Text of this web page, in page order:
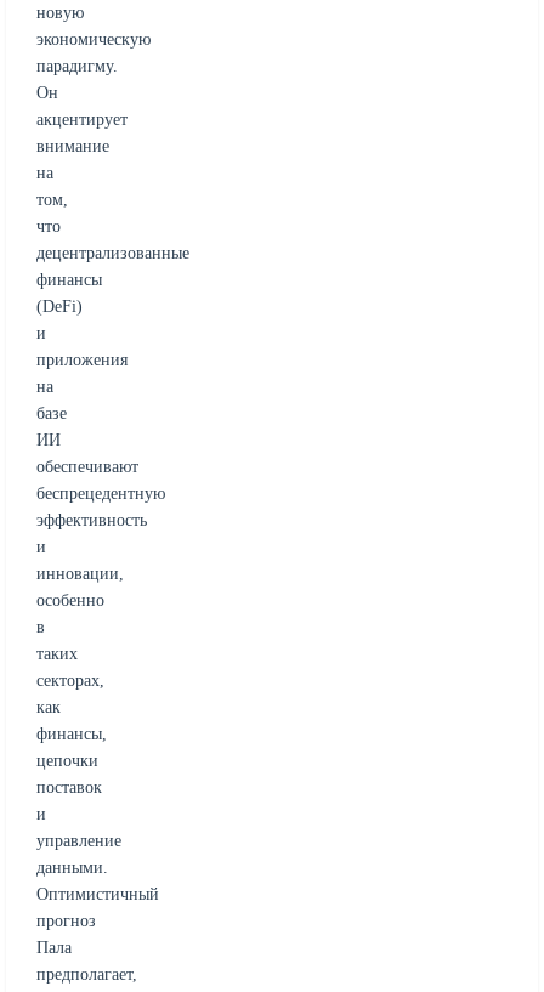
новую
экономическую
парадигму.
Он
акцентирует
внимание
на
том,
что
децентрализованные
финансы
(DeFi)
и
приложения
на
базе
ИИ
обеспечивают
беспрецедентную
эффективность
и
инновации,
особенно
в
таких
секторах,
как
финансы,
цепочки
поставок
и
управление
данными.
Оптимистичный
прогноз
Пала
предполагает,